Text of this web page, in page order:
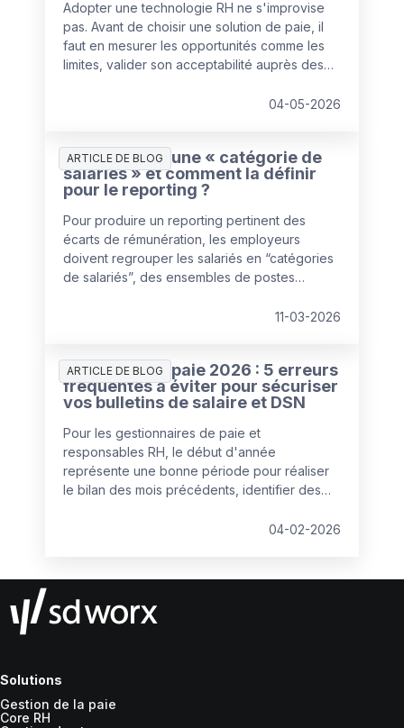
Adopter une technologie RH ne s'improvise
pas. Avant de choisir une solution de paie, il
faut en mesurer les opportunités comme les
limites, valider son acceptabilité auprès des
confiance. L'enjeu : aligner la solution sur les
04-05-2026
ARTICLE DE BLOG
Qu’est-ce qu’une « catégorie de
salariés » et comment la définir
pour le reporting ?
Pour produire un reporting pertinent des
écarts de rémunération, les employeurs
doivent regrouper les salariés en “catégories
de salariés”, des ensembles de postes
11-03-2026
ARTICLE DE BLOG
Gestion de la paie 2026 : 5 erreurs
fréquentes à éviter pour sécuriser
vos bulletins de salaire et DSN
Pour les gestionnaires de paie et
responsables RH, le début d'année
représente une bonne période pour réaliser
le bilan des mois précédents, identifier des
de paie et les processus de paie. Qualité de
des managers… Johanne Decelle,
gestionnaire de paie confirmée chez SD
Worx, partage ses recommandations pour
04-02-2026
Solutions
Gestion de la paie
Core RH